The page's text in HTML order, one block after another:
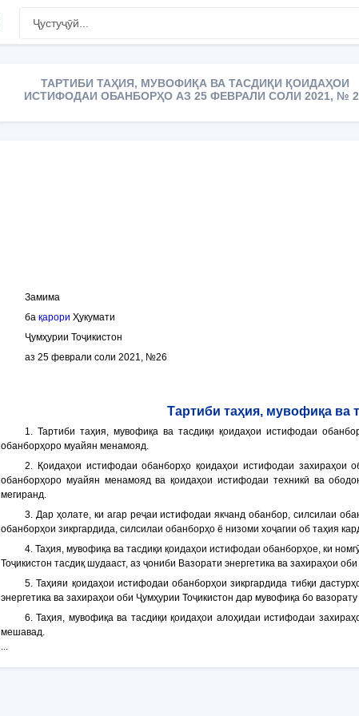
ТАРТИБИ ТАҲИЯ, МУВОФИҚА ВА ТАСДИҚИ ҚОИДАҲОИ
ИСТИФОДАИ ОБАНБОРҲО АЗ 25 ФЕВРАЛИ СОЛИ 2021, №
Замима
ба қарори Ҳукумати
Ҷумҳурии Тоҷикистон
аз 25 феврали соли 2021, №26
Тартиби таҳия, мувофиқа ва
1. Тартиби таҳия, мувофиқа ва тасдиқи қоидаҳои истифодаи
обанборҳоро муайян менамояд.
2. Қоидаҳои истифодаи обанборҳо қоидаҳои истифодаи захираҳои
обанборҳоро муайян менамояд ва қоидаҳои истифодаи техникӣ ва
мегиранд.
3. Дар ҳолате, ки агар реҷаи истифодаи якчанд обанбор, силсилаи
обанборҳои зикргардида, силсилаи обанборҳо ё низоми хоҷагии об таҳия
4. Таҳия, мувофиқа ва тасдиқи қоидаҳои истифодаи обанборҳое, ки
Тоҷикистон тасдиқ шудааст, аз ҷониби Вазорати энергетика ва захираҳои
5. Таҳияи қоидаҳои истифодаи обанборҳои зикргардида тибқи
энергетика ва захираҳои оби Ҷумҳурии Тоҷикистон дар мувофиқа бо
6. Таҳия, мувофиқа ва тасдиқи қоидаҳои алоҳидаи истифодаи
мешавад.
...